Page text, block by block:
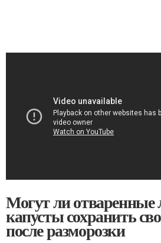
Могут ли отваренные
капусты сохранить
после разморозки